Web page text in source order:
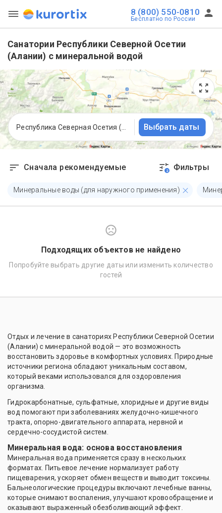
8 (800) 550-0810
Бесплатно по России
Санатории Республики Северной Осетии
(Алании) с минеральной водой
Выбрать даты
Сначала рекомендуемые 2 Фильтры
Минеральные воды (для наружного применения)
Подходящих объектов не найдено
Попробуйте выбрать другие даты или изменить количество
гостей
Отдых и лечение в санаториях Республики Северной Осетии
(Алании) с минеральной водой — это возможность
восстановить здоровье в комфортных условиях. Природные
источники региона обладают уникальным составом,
который веками использовался для оздоровления
организма.
Гидрокарбонатные, сульфатные, хлоридные и другие виды
вод помогают при заболеваниях желудочно-кишечного
тракта, опорно-двигательного аппарата, нервной и
сердечно-сосудистой систем.
Минеральная вода: основа восстановления
Минеральная вода применяется сразу в нескольких
форматах. Питьевое лечение нормализует работу
пищеварения, ускоряет обмен веществ и выводит токсины.
Бальнеологические процедуры включают лечебные ванны,
которые снимают воспаления, улучшают кровообращение и
оказывают выраженный обезболивающий эффект.